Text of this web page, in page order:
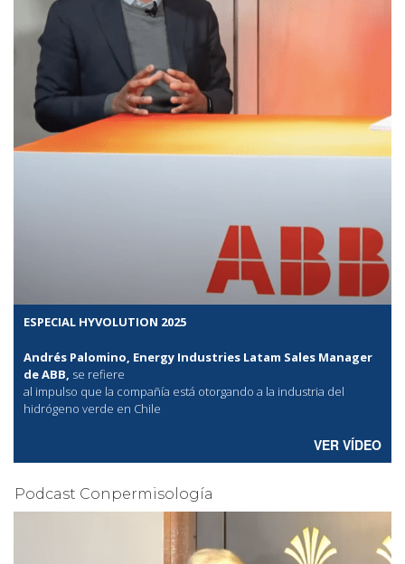
ESPECIAL HYVOLUTION 2025
Andrés Palomino, Energy Industries Latam Sales Manager
de ABB, se refiere
al impulso que la compañía está otorgando a la industria del
hidrógeno verde en Chile
VER VÍDEO
Podcast Conpermisología